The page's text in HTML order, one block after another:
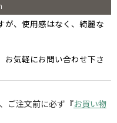
が、使用感はなく、綺麗な
お気軽にお問い合わせ下さ
ご注文前に必ず『お買い物